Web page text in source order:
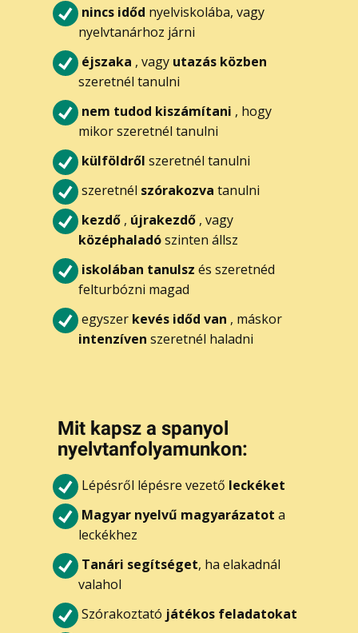
nincs időd nyelviskolába, vagy
nyelvtanárhoz járni
éjszaka , vagy utazás közben
szeretnél tanulni
nem tudod kiszámítani , hogy
mikor szeretnél tanulni
külföldről szeretnél tanulni
szeretnél szórakozva tanulni
kezdő , újrakezdő , vagy
középhaladó szinten állsz
iskolában tanulsz és szeretnéd
felturbózni magad
egyszer kevés időd van , máskor
intenzíven szeretnél haladni
Mi​t kapsz a spanyol
nyelvtanfolyamunkon:
Lépésről lépésre vezető leckéket
Magyar nyelvű magyarázatot a
leckékhez
Tanári segítséget, ha elakadnál
valahol
Szórakoztató játékos feladatokat